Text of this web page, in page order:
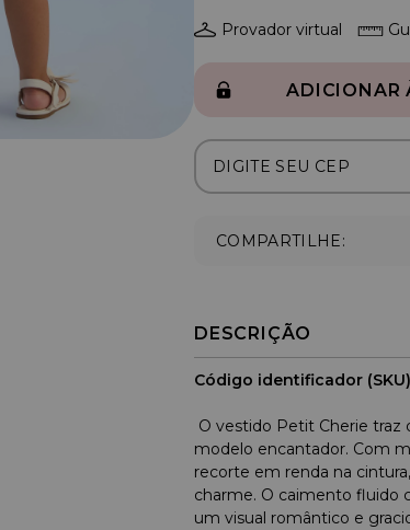
Provador virtual
ADICIONAR
COMPARTILHE:
DESCRIÇÃO
Código identificador
O vestido Petit Cherie traz
modelo encantador. Com
recorte em renda na
charme. O caimento fluido
um visual romântico e